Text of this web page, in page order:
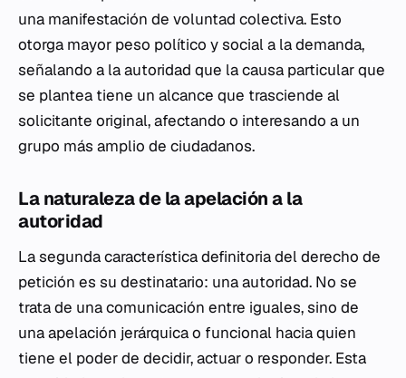
una manifestación de voluntad colectiva. Esto
otorga mayor peso político y social a la demanda,
señalando a la autoridad que la causa particular que
se plantea tiene un alcance que trasciende al
solicitante original, afectando o interesando a un
grupo más amplio de ciudadanos.
La naturaleza de la apelación a la
autoridad
La segunda característica definitoria del derecho de
petición es su destinatario: una autoridad. No se
trata de una comunicación entre iguales, sino de
una apelación jerárquica o funcional hacia quien
tiene el poder de decidir, actuar o responder. Esta